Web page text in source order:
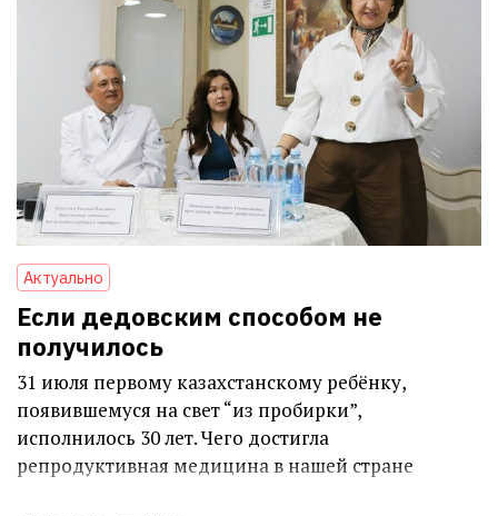
Актуально
Если дедовским способом не
получилось
31 июля первому казахстанскому ребёнку,
появившемуся на свет “из пробирки”,
исполнилось 30 лет. Чего достигла
репродуктивная медицина в нашей стране